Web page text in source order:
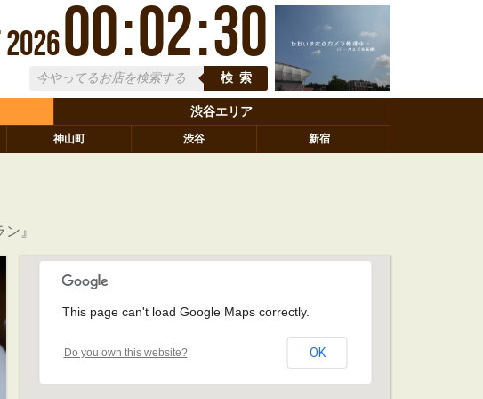
202600:02:31
検索
渋谷エリア
神山町 渋谷 新宿
』
This page can't load Google Maps correctly.
Do you own this website? OK